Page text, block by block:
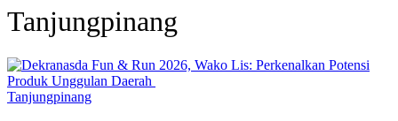
Tanjungpinang
Tanjungpinang